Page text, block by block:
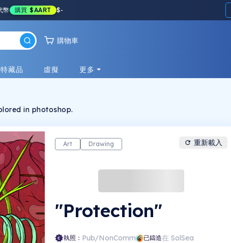
幣 購買 $AART $-
購物車
特藏品 虛擬 更多
in photoshop.
Art Drawing 重新載入
"Protection"
執照： Pub/NonComm 已鑄造在 SolSea